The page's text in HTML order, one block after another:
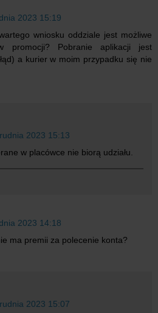
2023 15:19
wniosku oddziale jest możliwe
promocji? Pobranie aplikacji jest
a kurier w moim przypadku się nie
2023 15:13
w placówce nie biorą udziału.
2023 14:18
ma premii za polecenie konta?
2023 15:07